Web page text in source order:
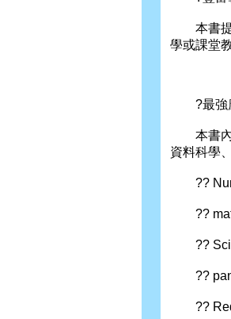
本書提
學或課堂
?最強
本書內
資料科學
??
??
??
??
??